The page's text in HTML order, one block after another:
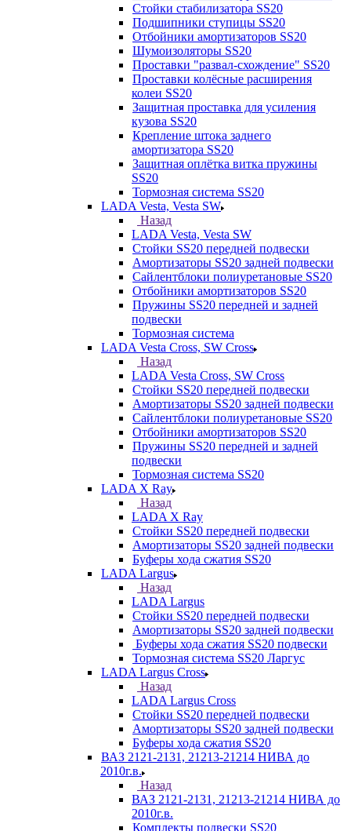
Стойки стабилизатора SS20
Подшипники ступицы SS20
Отбойники амортизаторов SS20
Шумоизоляторы SS20
Проставки "развал-схождение" SS20
Проставки колёсные расширения
колеи SS20
Защитная проставка для усиления
кузова SS20
Крепление штока заднего
амортизатора SS20
Защитная оплётка витка пружины
SS20
Тормозная система SS20
LADA Vesta, Vesta SW
Назад
LADA Vesta, Vesta SW
Стойки SS20 передней подвески
Амортизаторы SS20 задней подвески
Сайлентблоки полиуретановые SS20
Отбойники амортизаторов SS20
Пружины SS20 передней и задней
подвески
Тормозная система
LADA Vesta Cross, SW Cross
Назад
LADA Vesta Cross, SW Cross
Стойки SS20 передней подвески
Амортизаторы SS20 задней подвески
Сайлентблоки полиуретановые SS20
Отбойники амортизаторов SS20
Пружины SS20 передней и задней
подвески
Тормозная система SS20
LADA X Ray
Назад
LADA X Ray
Стойки SS20 передней подвески
Амортизаторы SS20 задней подвески
Буферы хода сжатия SS20
LADA Largus
Назад
LADA Largus
Стойки SS20 передней подвески
Амортизаторы SS20 задней подвески
Буферы хода сжатия SS20 подвески
Тормозная система SS20 Ларгус
LADA Largus Cross
Назад
LADA Largus Cross
Стойки SS20 передней подвески
Амортизаторы SS20 задней подвески
Буферы хода сжатия SS20
ВАЗ 2121-2131, 21213-21214 НИВА до
2010г.в.
Назад
ВАЗ 2121-2131, 21213-21214 НИВА до
2010г.в.
Комплекты подвески SS20